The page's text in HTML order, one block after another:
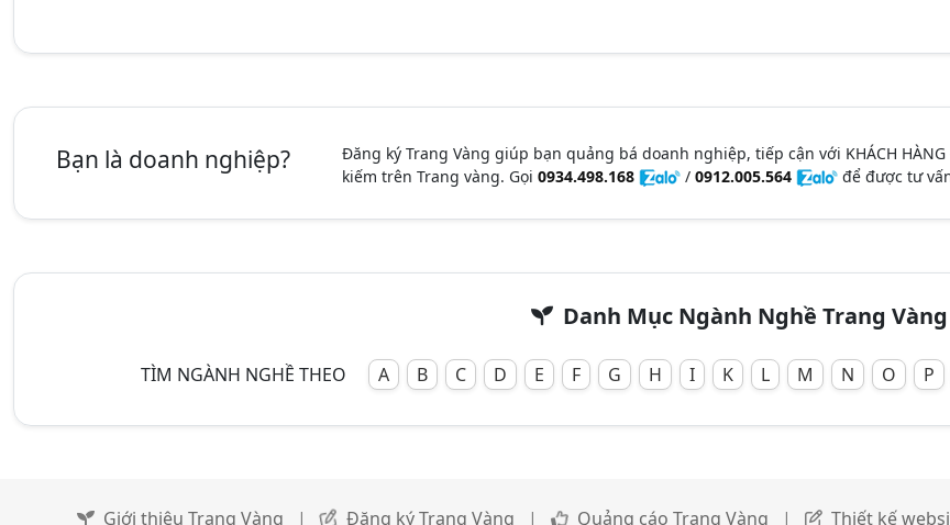
Bạn là doanh nghiệp?
Đăng ký Trang Vàng giúp bạn quảng bá doanh nghiệp, tiếp cận với KHÁCH HÀNG
kiếm trên Trang vàng. Gọi 0934.498.168 / 0912.005.564 để được tư
Danh Mục Ngành Nghề Trang Vàng
TÌM NGÀNH NGHỀ THEO A B C D E F G H I K L M N O P
Giới thiệu Trang Vàng | Đăng ký Trang Vàng | Quảng cáo Trang Vàng | Thiết kế